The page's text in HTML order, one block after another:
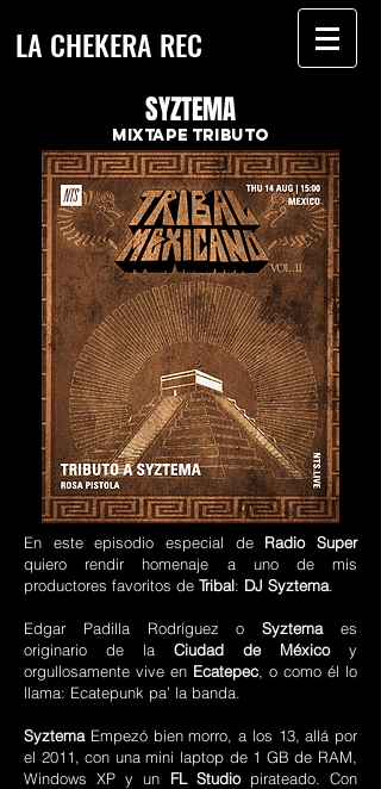
LA CHEKERA REC
SYZTEMA
MIXTAPE TRIBUTO
En este episodio especial de Radio Super
quiero rendir homenaje a uno de mis
productores favoritos de Tribal: DJ Syztema.
Edgar Padilla Rodríguez oSyztemaes
originario de la Ciudad de Méxicoy
orgullosamente vive en Ecatepec, o como él lo
llama: Ecatepunk pa’ la banda.
SyztemaEmpezó bien morro, a los 13, allá por
el 2011, con una mini laptop de 1 GB de RAM,
Windows XP y un FL Studiopirateado. Con